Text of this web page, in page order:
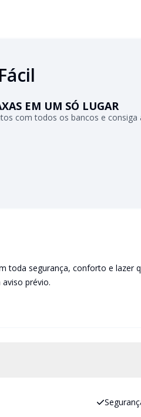
EM UM SÓ LUGAR
com todos os bancos e consiga
toda segurança, conforto e lazer
prévio.